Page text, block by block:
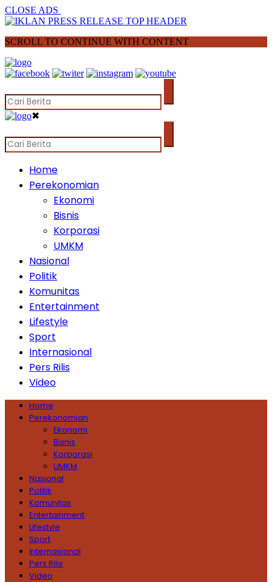
CLOSE ADS
SCROLL TO CONTINUE WITH CONTENT
✖
Home
Perekonomian
Ekonomi
Bisnis
Korporasi
UMKM
Nasional
Politik
Komunitas
Entertainment
Lifestyle
Sport
Internasional
Pers Rilis
Video
Home
Perekonomian
Ekonomi
Bisnis
Korporasi
UMKM
Nasional
Politik
Komunitas
Entertainment
Lifestyle
Sport
Internasional
Pers Rilis
Video